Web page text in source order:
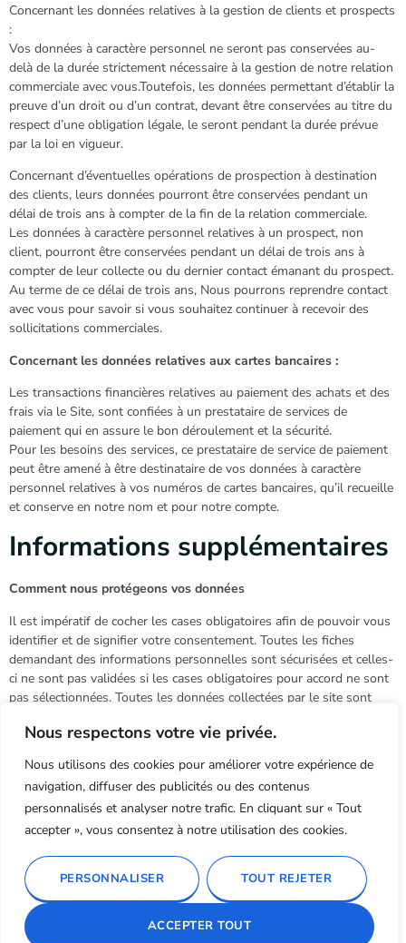
Nous respectons votre vie privée.
Nous utilisons des cookies pour améliorer votre expérience de
navigation, diffuser des publicités ou des contenus
personnalisés et analyser notre trafic. En cliquant sur « Tout
accepter », vous consentez à notre utilisation des cookies.
PERSONNALISER TOUT REJETER
ACCEPTER TOUT
Concernant les données relatives à la gestion de clients et prospects
:
Vos données à caractère personnel ne seront pas conservées au-
delà de la durée strictement nécessaire à la gestion de notre relation
commerciale avec vous.Toutefois, les données permettant d’établir la
preuve d’un droit ou d’un contrat, devant être conservées au titre du
respect d’une obligation légale, le seront pendant la durée prévue
par la loi en vigueur.
Concernant d’éventuelles opérations de prospection à destination
des clients, leurs données pourront être conservées pendant un
délai de trois ans à compter de la fin de la relation commerciale.
Les données à caractère personnel relatives à un prospect, non
client, pourront être conservées pendant un délai de trois ans à
compter de leur collecte ou du dernier contact émanant du prospect.
Au terme de ce délai de trois ans, Nous pourrons reprendre contact
avec vous pour savoir si vous souhaitez continuer à recevoir des
sollicitations commerciales.
Concernant les données relatives aux cartes bancaires :
Les transactions financières relatives au paiement des achats et des
frais via le Site, sont confiées à un prestataire de services de
paiement qui en assure le bon déroulement et la sécurité.
Pour les besoins des services, ce prestataire de service de paiement
peut être amené à être destinataire de vos données à caractère
personnel relatives à vos numéros de cartes bancaires, qu’il recueille
et conserve en notre nom et pour notre compte.
Informations supplémentaires
Comment nous protégeons vos données
Il est impératif de cocher les cases obligatoires afin de pouvoir vous
identifier et de signifier votre consentement. Toutes les fiches
demandant des informations personnelles sont sécurisées et celles-
ci ne sont pas validées si les cases obligatoires pour accord ne sont
pas sélectionnées. Toutes les données collectées par le site sont
En cas de fuites de données, les personnes concernées ainsi que la
CNIL sont immédiatement informées. Tout est communiqué dans la
transparence aux autorités concernés afin de déterminer l’ampleur
des fuites constatées.
Les services tiers qui nous transmettent des données
Tous services tiers qui nous transmettent des informations se
trouvent dans l’obligation de se conformer au Règlement Général de
Protection des Données (RGPD). Les services tiers doivent respecter
les normes et les règles de traitement et de sécurité.